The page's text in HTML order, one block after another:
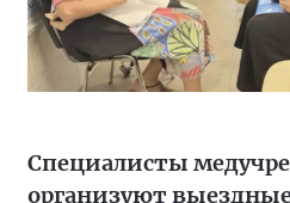
Специалисты
организуют